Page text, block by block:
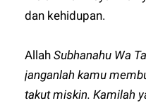
dan kehidupan.
AllahSubhanahu Wa
janganlah kamu
takut miskin. Kamilah